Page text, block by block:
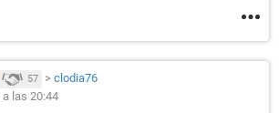
57 > clodia76
las 20:44